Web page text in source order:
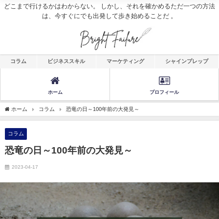
どこまで行けるかはわからない。 しかし、それを確かめるただ一つの方法
は、今すぐにでも出発して歩き始めることだ 。
コラム ビジネススキル マーケティング シャインプレップ
ホーム プロフィール
ホーム コラム 恐竜の日～100年前の大発見～
コラム
恐竜の日～100年前の大発見～
2023-04-17